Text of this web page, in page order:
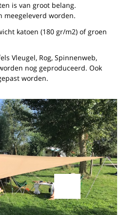
is van groot belang.
meegeleverd worden.
katoen (180 gr/m2) of groen
Vleugel, Rog, Spinnenweb,
nog geproduceerd. Ook
worden.